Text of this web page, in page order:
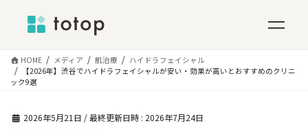
HOME メディア 肌治療
ハイドラフェイシャル
【2026年】渋谷でハイドラフェイシャルが安い・効果が高いとおすすめのクリニ
ック9選
2026年5月21日 / 最終更新日時 : 2026年7月24日